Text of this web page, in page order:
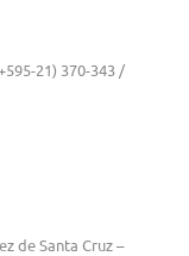
21) 370-343 /
de Santa Cruz –